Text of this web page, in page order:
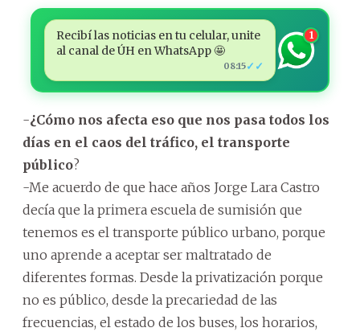
Recibí las noticias en tu celular, unite
al canal de ÚH en WhatsApp 🤩
08:15✓✓
1
-¿Cómo nos afecta eso que nos pasa todos los
días en el caos del tráfico, el transporte
público?
-Me acuerdo de que hace años Jorge Lara Castro
decía que la primera escuela de sumisión que
tenemos es el transporte público urbano, porque
uno aprende a aceptar ser maltratado de
diferentes formas. Desde la privatización porque
no es público, desde la precariedad de las
frecuencias, el estado de los buses, los horarios,